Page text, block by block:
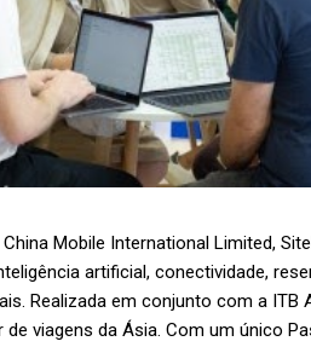
Mobile International Limited,
artificial, conectividade,
Realizada em conjunto com a ITB
viagens da Ásia. Com um único